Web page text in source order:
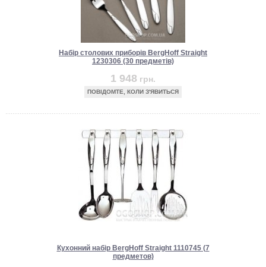
Набір столових приборів BergHoff Straight
1230306 (30 предметів)
1 948 грн.
ПОВІДОМТЕ, КОЛИ З'ЯВИТЬСЯ
Кухонний набір BergHoff Straight 1110745 (7
предметов)